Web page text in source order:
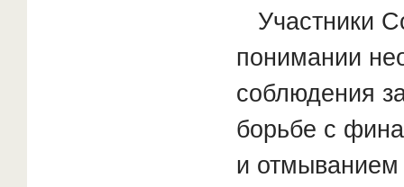
Участники
понимании
соблюдения
борьбе с
и